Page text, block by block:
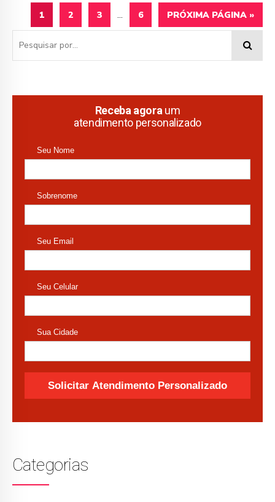
1 2 3 … 6 PRÓXIMA PÁGINA »
Receba agora um
atendimento personalizado
Categorias